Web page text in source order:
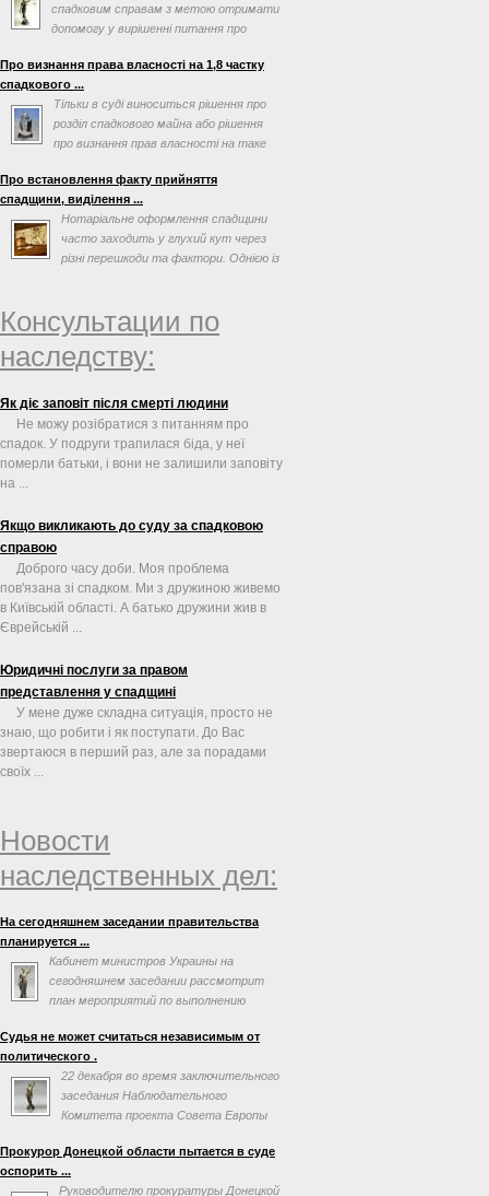
спадковим справам з метою отримати
допомогу у вирішенні питання про
Про визнання права власності на 1,8 частку
спадкового ...
Тільки в суді виноситься рішення про
розділ спадкового майна або рішення
про визнання прав власності на таке
Про встановлення факту прийняття
спадщини, виділення ...
Нотаріальне оформлення спадщини
часто заходить у глухий кут через
різні перешкоди та фактори. Однією із
Консультации по
наследству:
Як діє заповіт після смерті людини
Не можу розібратися з питанням про
спадок. У подруги трапилася біда, у неї
померли батьки, і вони не залишили заповіту
на ...
Якщо викликають до суду за спадковою
справою
Доброго часу доби. Моя проблема
пов'язана зі спадком. Ми з дружиною живемо
в Київській області. А батько дружини жив в
Єврейській ...
Юридичні послуги за правом
представлення у спадщині
У мене дуже складна ситуація, просто не
знаю, що робити і як поступати. До Вас
звертаюся в перший раз, але за порадами
своїх ...
Новости
наследственных дел:
На сегодняшнем заседании правительства
планируется ...
Кабинет министров Украины на
сегодняшнем заседании рассмотрит
план мероприятий по выполнению
Евросоюзом. Об этом говорится в повестке дня
заседания на сайте правительства.
Судья не может считаться независимым от
политического .
22 декабря во время заключительного
заседания Наблюдательного
Комитета проекта Совета Европы
эффективности и профессионализма судебной
власти на Украине» Председатель Верховного
Прокурор Донецкой области пытается в суде
оспорить ...
Руководителю прокуратуры Донецкой